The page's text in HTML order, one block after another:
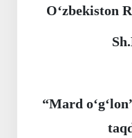
O‘zbekiston
“Mard